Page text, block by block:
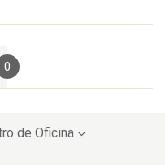
0
de Oficina